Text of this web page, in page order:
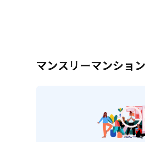
マンスリーマンショ